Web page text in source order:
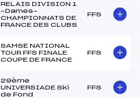
RELAIS DIVISION 1
-Dames-
CHAMPIONNATS DE
FRANCE DES CLUBS
FFS
SAMSE NATIONAL
TOUR FFS FINALE
COUPE DE FRANCE
FFS
29ème
UNIVERSIADE Ski
de Fond
FFS